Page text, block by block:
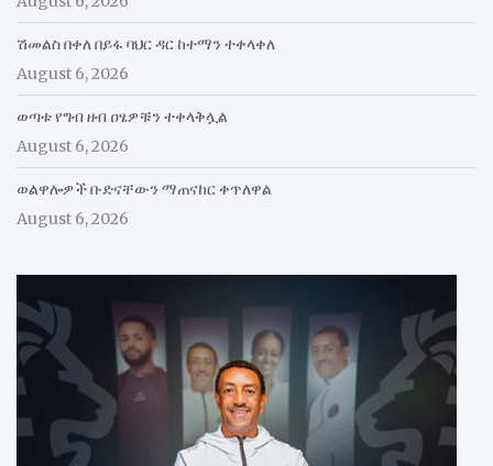
ሽመልስ በቀለ በይፋ ባህር ዳር ከተማን ተቀላቀለ
August 6, 2026
ወጣቱ የግብ ዘብ ዐፄዎቹን ተቀላቅሏል
August 6, 2026
ወልዋሎዎች ቡድናቸውን ማጠናከር ቀጥለዋል
August 6, 2026